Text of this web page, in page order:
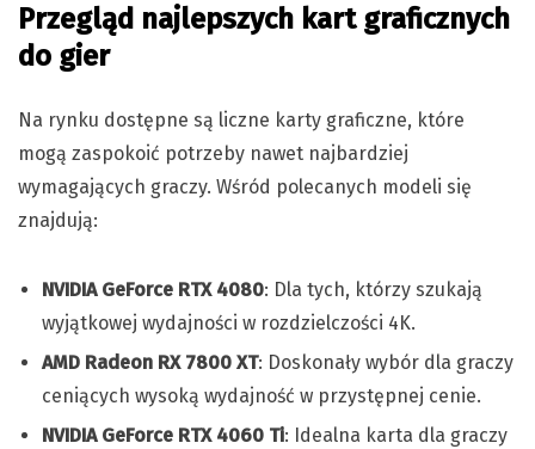
Przegląd najlepszych kart graficznych
do gier
Na rynku dostępne są liczne karty graficzne, które
mogą zaspokoić potrzeby nawet najbardziej
wymagających graczy. Wśród polecanych modeli się
znajdują:
NVIDIA GeForce RTX 4080: Dla tych, którzy szukają
wyjątkowej wydajności w rozdzielczości 4K.
AMD Radeon RX 7800 XT: Doskonały wybór dla graczy
ceniących wysoką wydajność w przystępnej cenie.
NVIDIA GeForce RTX 4060 Ti: Idealna karta dla graczy